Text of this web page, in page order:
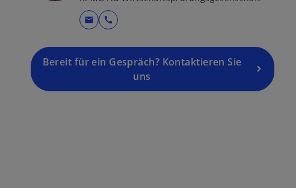
mail call
Bereit für ein Gespräch? Kontaktieren Sie
uns